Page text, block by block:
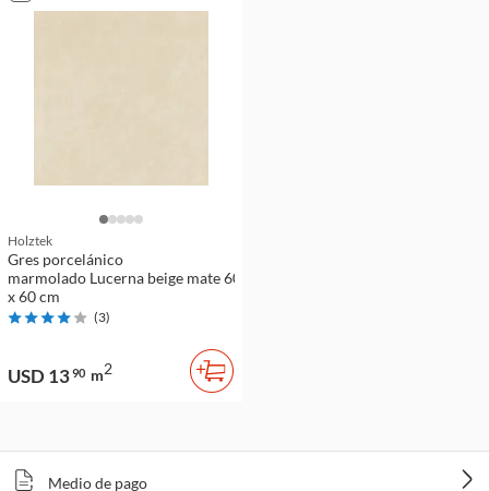
Holztek
Gres porcelánico
marmolado Lucerna beige mate 60
x 60 cm
(3)
USD 1390 m2
Medio de pago